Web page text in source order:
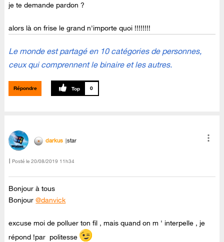
je te demande pardon ?
alors là on frise le grand n'importe quoi !!!!!!!!
Le monde est partagé en 10 catégories de personnes,
ceux qui comprennent le binaire et les autres.
Répondre 0
darkus star
Posté le ‎20/08/2019 11h34
Bonjour à tous
Bonjour@danvick
excuse moi de polluer ton fil , mais quand on m ' interpelle , je
répond !par politesse